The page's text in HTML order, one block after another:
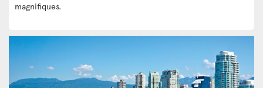
magnifiques.